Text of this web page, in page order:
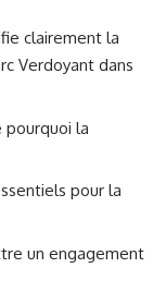
clairement la
Verdoyant dans
pourquoi la
pour la
un engagement